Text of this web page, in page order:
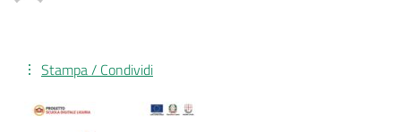
Stampa / Condividi